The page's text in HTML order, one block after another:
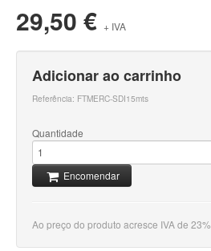
29,50 € + IVA
Adicionar ao carrinho
Referência: FTMERC-SDI15mts
Quantidade
Encomendar
Ao preço do produto acresce IVA de 23%